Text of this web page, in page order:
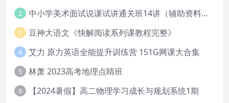
2 中小学美术面试说课试讲通关班14讲（辅助资料第一套）
3 豆神大语文《快解阅读系列课教程完整》
4 艾力 原力英语全能提升训练营 151G网课大合集
5 林萧 2023高考地理点睛班
6 【2024暑假】高二物理学习成长与规划系统1期